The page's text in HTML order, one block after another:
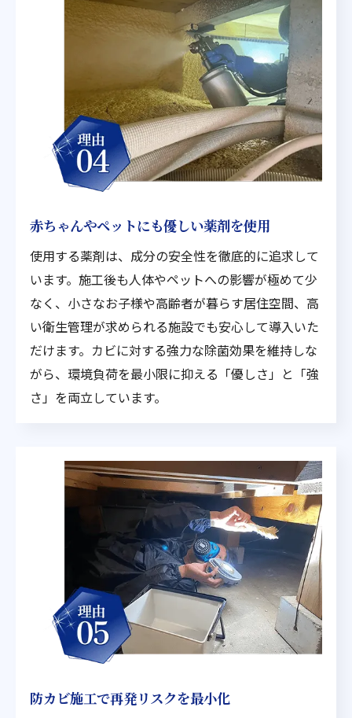
赤ちゃんやペットにも優しい薬剤を使用
使用する薬剤は、成分の安全性を徹底的に追求して
います。施工後も人体やペットへの影響が極めて少
なく、小さなお子様や高齢者が暮らす居住空間、高
い衛生管理が求められる施設でも安心して導入いた
だけます。カビに対する強力な除菌効果を維持しな
がら、環境負荷を最小限に抑える「優しさ」と「強
さ」を両立しています。
防カビ施工で再発リスクを最小化